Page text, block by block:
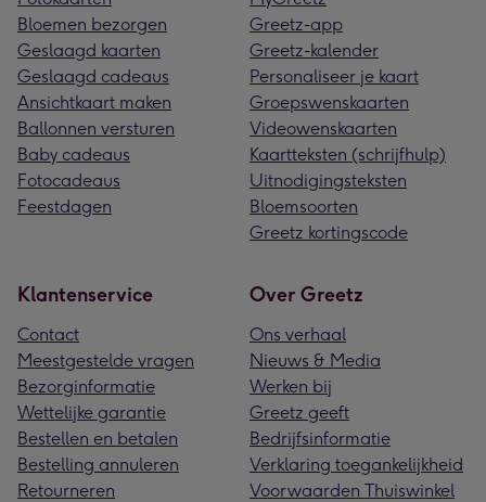
Bloemen bezorgen
Geslaagd kaarten
Geslaagd cadeaus
Ansichtkaart maken
Ballonnen versturen
Baby cadeaus
Fotocadeaus
Feestdagen
Greetz-app
Greetz-kalender
Personaliseer je kaart
Groepswenskaarten
Videowenskaarten
Kaartteksten (schrijfhulp)
Uitnodigingsteksten
Bloemsoorten
Greetz kortingscode
Klantenservice
Contact
Meestgestelde vragen
Bezorginformatie
Wettelijke garantie
Bestellen en betalen
Bestelling annuleren
Retourneren
Over Greetz
Ons verhaal
Nieuws & Media
Werken bij
Greetz geeft
Bedrijfsinformatie
Verklaring toegankelijkheid
Voorwaarden Thuiswinkel